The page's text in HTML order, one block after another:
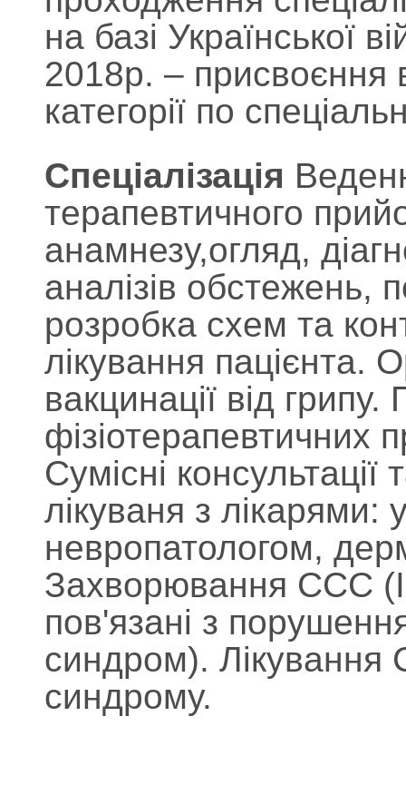
на базі Української
2018р. – присвоєння
категорії по
Спеціалізація
терапевтичного
анамнезу,огляд,
аналізів обстежень,
розробка схем та
лікування пацієнта.
вакцинації від
фізіотерапевтичних
Сумісні
лікуваня з лікарями:
невропатологом,
Захворювання ССС
пов'язані з
синдром). Лікування
синдрому.